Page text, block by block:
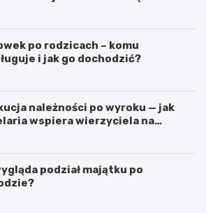
po rodzicach – komu
i jak go dochodzić?
należności po wyroku — jak
wspiera wierzyciela na
podział majątku po